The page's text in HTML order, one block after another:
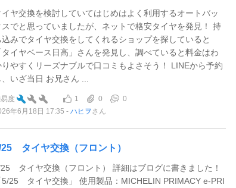
イヤ交換を検討していてはじめはよく利用するオートバッ
スでと思っていましたが、ネットで格安タイヤを発見！ 持
込みでタイヤ交換をしてくれるショップを探していると
タイヤベース日高」さんを発見し、調べていると料金はわ
りやすくリーズナブルで口コミもよさそう！ LINEから予約
いざ当日 お兄さん ...
度 1 0
0
年6月18日 17:35
ハヒヲ さん
タイヤ交換（フロント）
タイヤ交換（フロント） 詳細はブログに書きました！
5/25 タイヤ交換」 使用製品：MICHELIN PRIMACY e-PRI